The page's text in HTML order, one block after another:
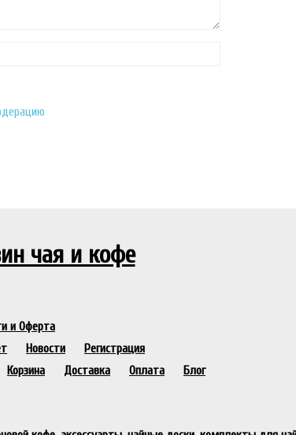
чая и кофе
и Оферта
Новости
Регистрация
Корзина Доставка Оплата Блог